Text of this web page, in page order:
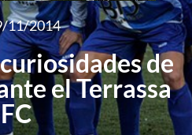
11/2014
de
el Terrassa
FC